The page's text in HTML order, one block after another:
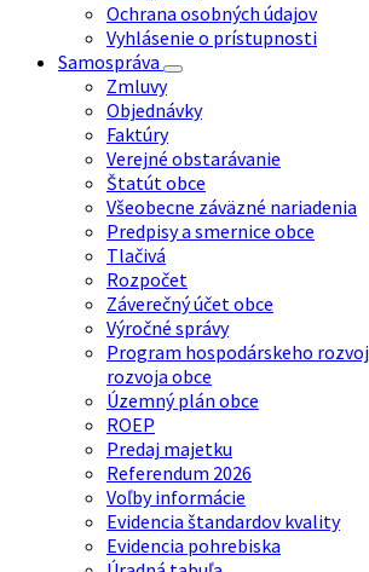
Ochrana osobných údajov
Vyhlásenie o prístupnosti
Samospráva
Zmluvy
Objednávky
Faktúry
Verejné obstarávanie
Štatút obce
Všeobecne záväzné nariadenia
Predpisy a smernice obce
Tlačivá
Rozpočet
Záverečný účet obce
Výročné správy
Program hospodárskeho
rozvoja obce
Územný plán obce
ROEP
Predaj majetku
Referendum 2026
Voľby informácie
Evidencia štandardov kvality
Evidencia pohrebiska